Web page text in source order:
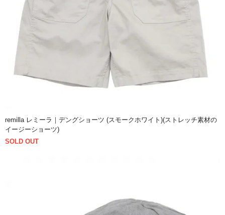
remilla レミーラ｜デングショーツ (スモークホワイト)(ストレッチ素材の
イージーショーツ)
SOLD OUT